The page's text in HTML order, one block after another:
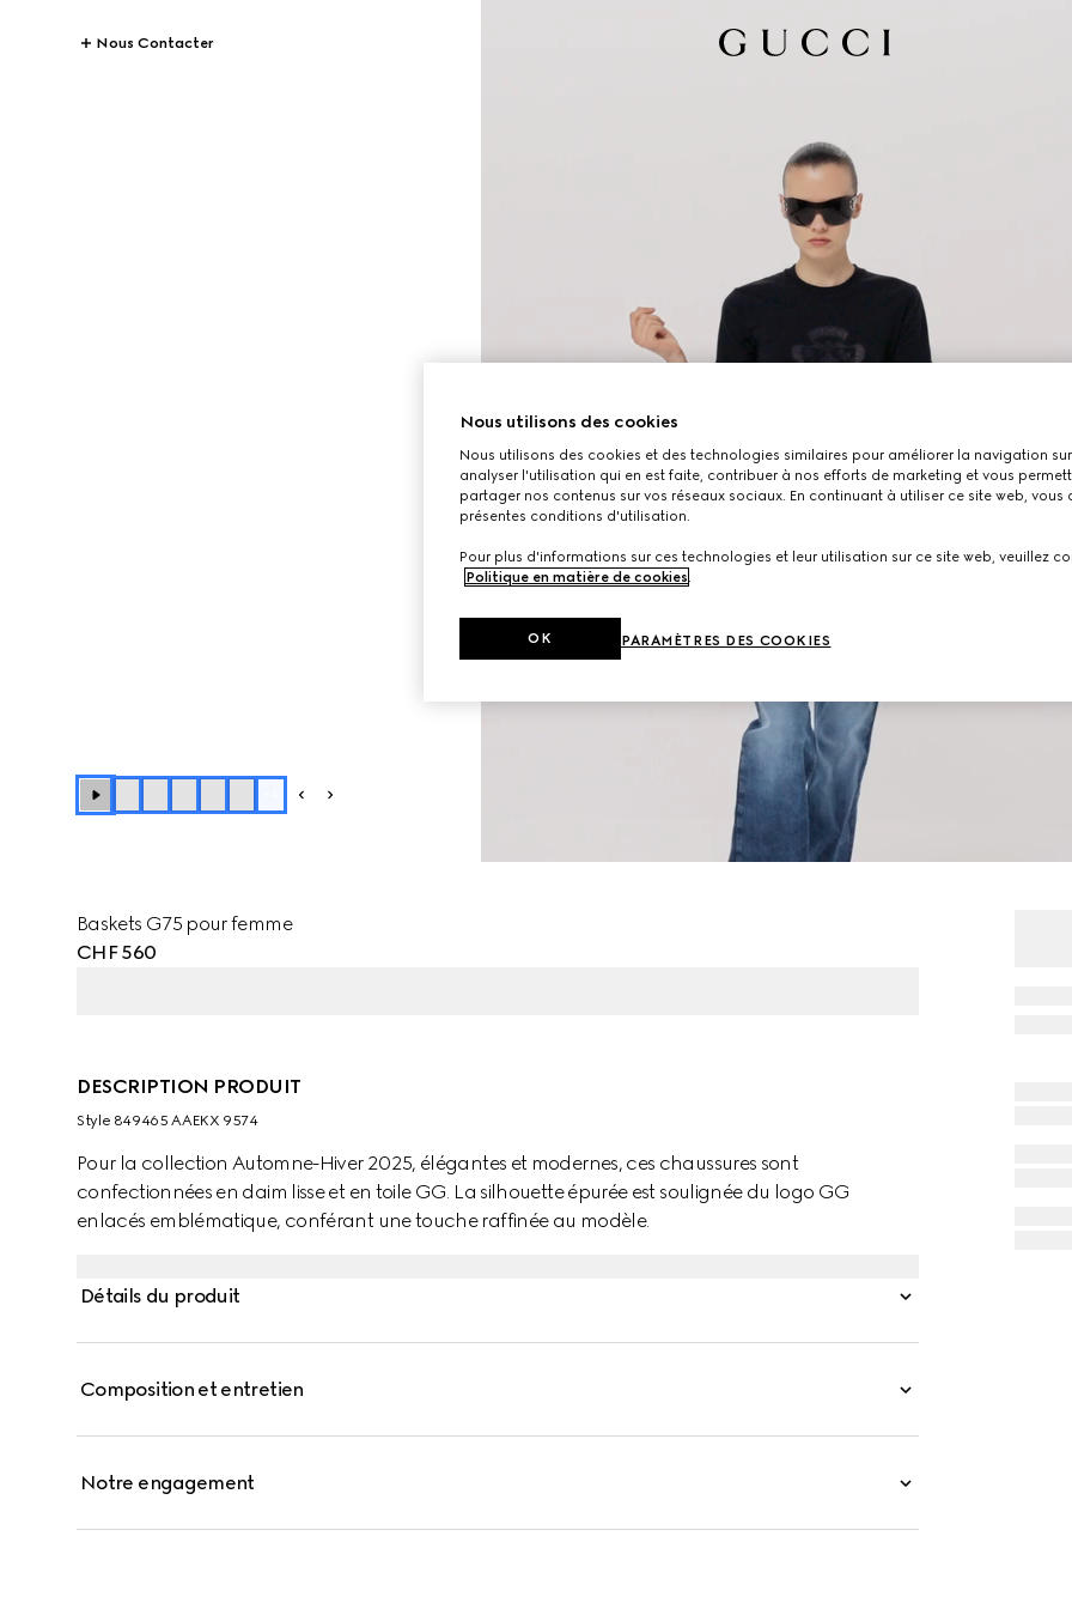
Nous Contacter
Baskets G75 pour femme
CHF 560
DESCRIPTION PRODUIT
Style ‎849465 AAEKX 9574
Pour la collection Automne-Hiver 2025, élégantes et modernes, ces chaussures sont
confectionnées en daim lisse et en toile GG. La silhouette épurée est soulignée du logo GG
enlacés emblématique, conférant une touche raffinée au modèle.
Détails du produit
Composition et entretien
Notre engagement
Nous utilisons des cookies
Nous utilisons des cookies et des technologies similaires pour améliorer la navigation sur
analyser l'utilisation qui en est faite, contribuer à nos efforts de marketing et vous
partager nos contenus sur vos réseaux sociaux. En continuant à utiliser ce site web, vous
présentes conditions d'utilisation.
Pour plus d'informations sur ces technologies et leur utilisation sur ce site web, veuillez
Politique en matière de cookies
PARAMÈTRES DES COOKIES
OK